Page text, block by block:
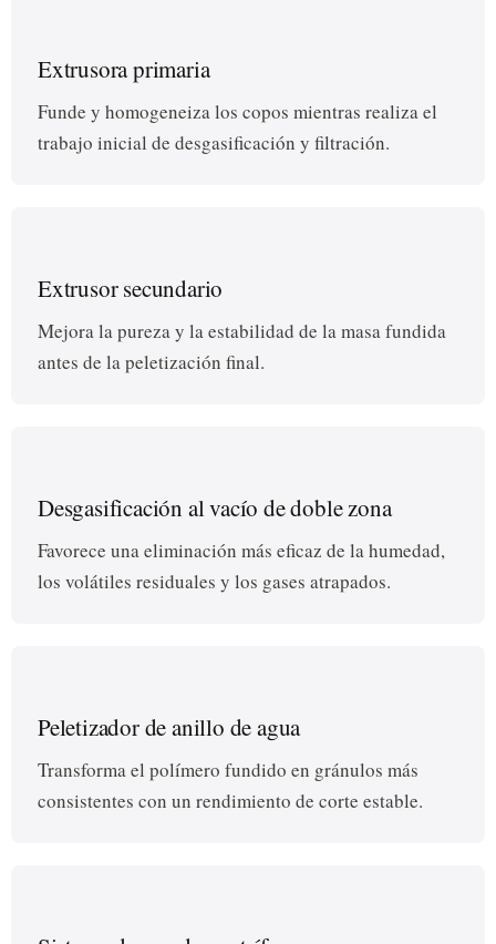
Extrusora primaria
Funde y homogeneiza los copos mientras realiza el
trabajo inicial de desgasificación y filtración.
Extrusor secundario
Mejora la pureza y la estabilidad de la masa fundida
antes de la peletización final.
Desgasificación al vacío de doble zona
Favorece una eliminación más eficaz de la humedad,
los volátiles residuales y los gases atrapados.
Peletizador de anillo de agua
Transforma el polímero fundido en gránulos más
consistentes con un rendimiento de corte estable.